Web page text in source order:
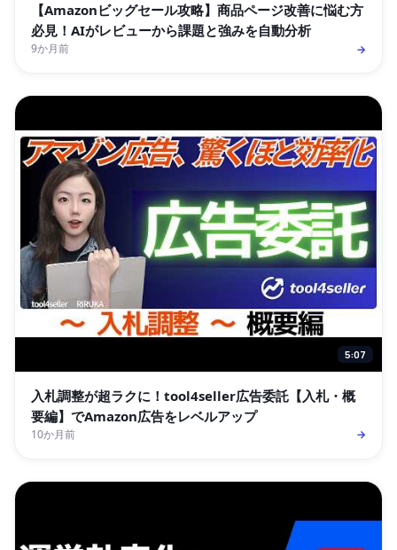
【Amazonビッグセール攻略】商品ページ改善に悩む方
必見！AIがレビューから課題と強みを自動分析
9か月前 →
5:07
入札調整が超ラクに！tool4seller広告委託【入札・概
要編】でAmazon広告をレベルアップ
10か月前 →